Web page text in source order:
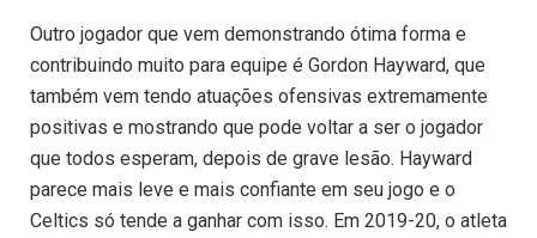
Outro jogador que vem demonstrando ótima forma e
contribuindo muito para equipe é Gordon Hayward, que
também vem tendo atuações ofensivas extremamente
positivas e mostrando que pode voltar a ser o jogador
que todos esperam, depois de grave lesão. Hayward
parece mais leve e mais confiante em seu jogo e o
Celtics só tende a ganhar com isso. Em 2019-20, o atleta